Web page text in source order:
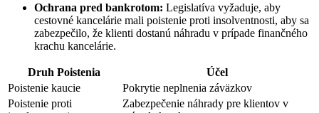
Ochrana pred bankrotom: Legislatíva vyžaduje, aby
cestovné kancelárie mali poistenie proti insolventnosti, aby sa
zabezpečilo, že klienti dostanú náhradu v prípade finančného
krachu kancelárie.
Druh Poistenia
Účel
Poistenie kaucie
Pokrytie neplnenia záväzkov
Poistenie proti
Zabezpečenie náhrady pre klientov v